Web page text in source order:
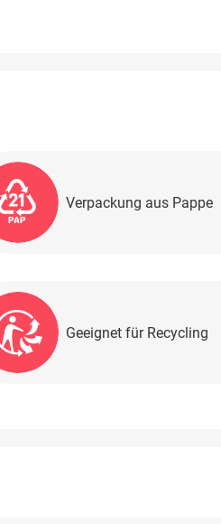
Verpackung aus Pappe
Geeignet für Recycling